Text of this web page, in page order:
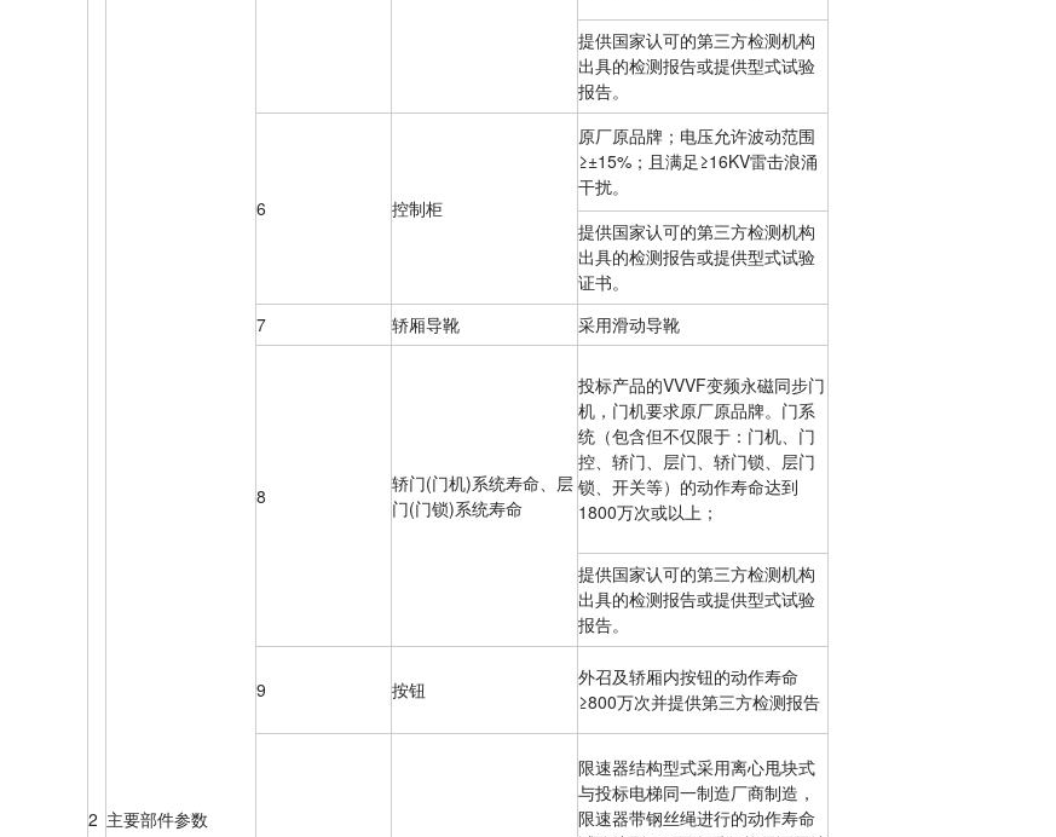
2 主要部件参数
提供国家认可的第三方检测机构
出具的检测报告或提供型式试验
报告。
6 控制柜
原厂原品牌；电压允许波动范围
≥±15%；且满足≥16KV雷击浪涌
干扰。
提供国家认可的第三方检测机构
出具的检测报告或提供型式试验
证书。
7
轿厢导靴 采用滑动导靴
8
轿门(门机)系统寿命、层
门(门锁)系统寿命
投标产品的VVVF变频永磁同步门
机，门机要求原厂原品牌。门系
统（包含但不仅限于：门机、门
控、轿门、层门、轿门锁、层门
锁、开关等）的动作寿命达到
1800万次或以上；
提供国家认可的第三方检测机构
出具的检测报告或提供型式试验
报告。
9 按钮
外召及轿厢内按钮的动作寿命
≥800万次并提供第三方检测报告
限速器结构型式采用离心甩块式
与投标电梯同一制造厂商制造，
限速器带钢丝绳进行的动作寿命